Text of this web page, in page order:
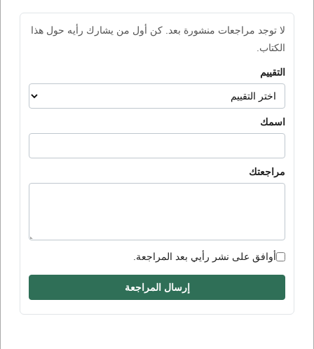
لا توجد مراجعات منشورة بعد. كن أول من يشارك رأيه حول هذا
الكتاب.
التقييم
اسمك
مراجعتك
أوافق على نشر رأيي بعد المراجعة.
إرسال المراجعة